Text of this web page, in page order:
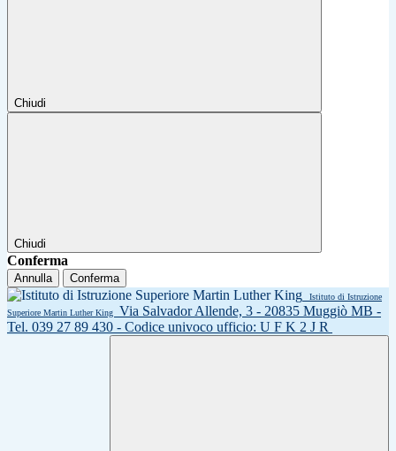
Chiudi
Chiudi
Conferma
Annulla Conferma
Istituto di Istruzione
Superiore Martin Luther King
Via Salvador Allende, 3 - 20835 Muggiò MB -
Tel. 039 27 89 430 - Codice univoco ufficio: U F K 2 J R